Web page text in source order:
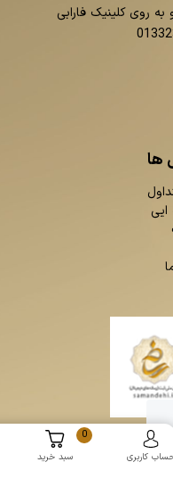
روی کلینیک فارابی
ها
ایی
کاربری
0
سبد خرید